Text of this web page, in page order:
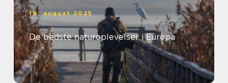
19. august 2025
De bedste naturoplevelser i Europa